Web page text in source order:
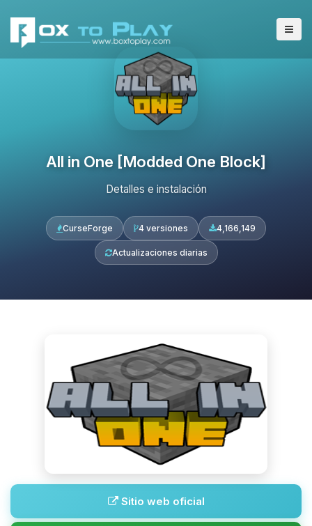
All in One [Modded One Block]
Detalles e instalación
CurseForge 4 versiones 4,166,149
Actualizaciones diarias
Sitio web oficial